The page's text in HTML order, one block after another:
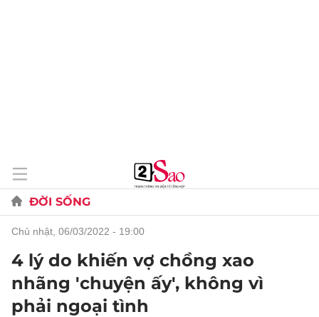
ĐỜI SỐNG
chủ nhật, 06/03/2022 - 19:00
4 lý do khiến vợ chồng xao
nhãng 'chuyện ấy', không vì
phải ngoại tình